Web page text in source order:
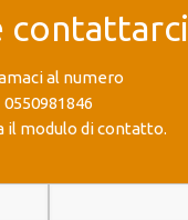
contattarci
al numero
0550981846
il modulo di contatto.